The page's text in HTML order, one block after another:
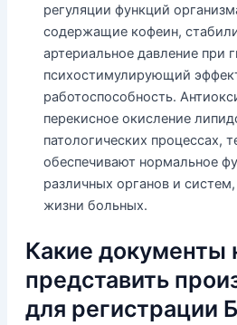
регуляции функций
содержащие кофеин,
артериальное давление при
психостимулирующий
работоспособность.
перекисное окисление
патологических процессах,
обеспечивают нормальное
различных органов и
жизни больных.
Какие документы
представить
для регистрации